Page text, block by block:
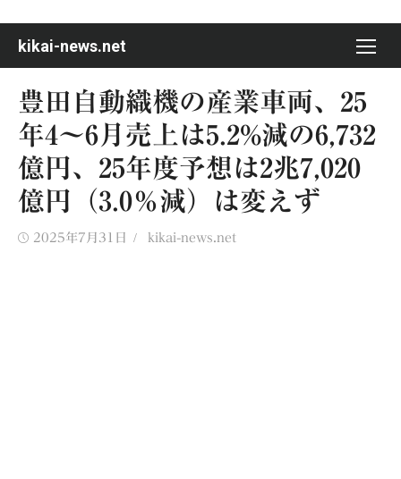
content
kikai-news.net
豊田自動織機の産業車両、25
年4〜6月売上は5.2%減の6,732
億円、25年度予想は2兆7,020
億円（3.0％減）は変えず
Posted
2025年7月31日 Author
kikai-news.net